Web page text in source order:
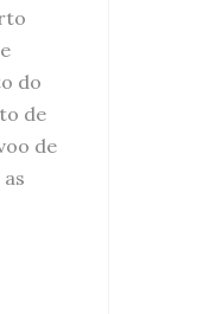
do
de
de